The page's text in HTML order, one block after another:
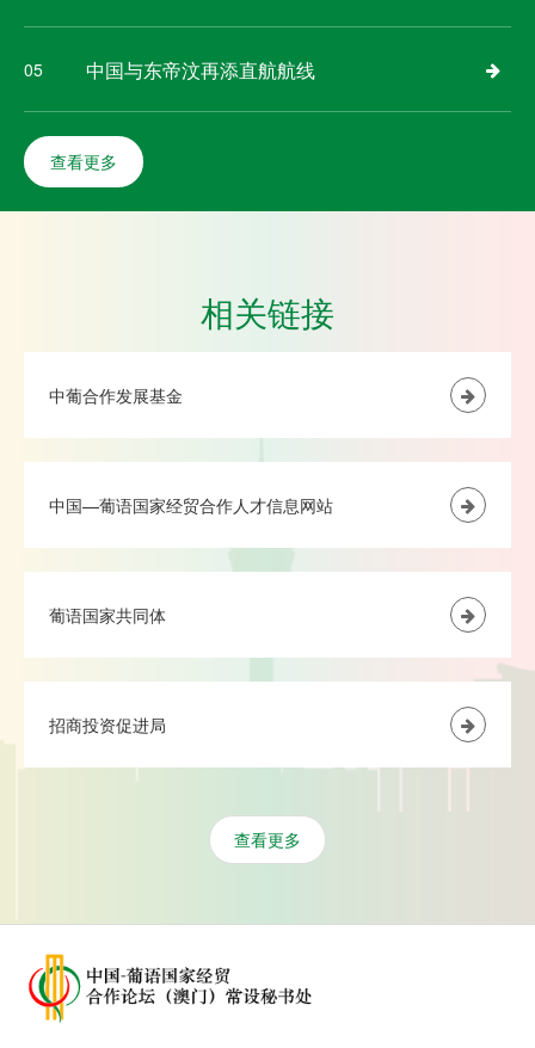
05 中国与东帝汶再添直航航线
查看更多
相关链接
中葡合作发展基金
中国—葡语国家经贸合作人才信息网站
葡语国家共同体
招商投资促进局
查看更多